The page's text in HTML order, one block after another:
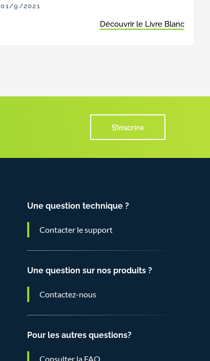
01/9/2021
Découvrir le Livre Blanc
S’inscrire
Une question technique ?
Contacter le support
Une question sur nos produits ?
Contactez-nous
Pour les autres questions?
Consulter la FAQ